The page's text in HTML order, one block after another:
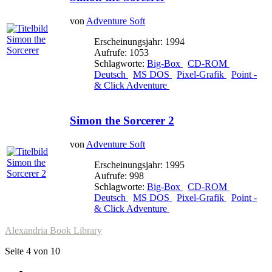
von Adventure Soft
Erscheinungsjahr: 1994
Aufrufe: 1053
Schlagworte: Big-Box
CD-ROM
Deutsch
MS DOS Pixel-Grafik
Point -
& Click Adventure
Simon the Sorcerer 2
von Adventure Soft
Erscheinungsjahr: 1995
Aufrufe: 998
Schlagworte: Big-Box
CD-ROM
Deutsch
MS DOS Pixel-Grafik
Point -
& Click Adventure
Alexandria Book Library
Seite 4 von 10